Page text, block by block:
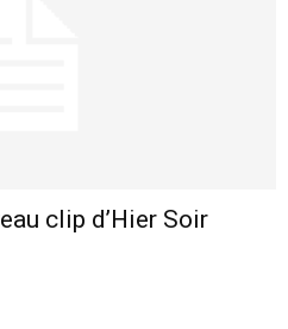
clip d’Hier Soir